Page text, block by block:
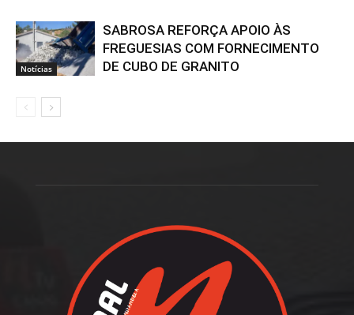
Notícias
SABROSA REFORÇA APOIO ÀS
FREGUESIAS COM FORNECIMENTO
DE CUBO DE GRANITO